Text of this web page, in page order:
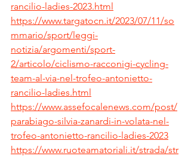
rancilio-ladies-2023.html
https://www.targatocn.it/2023/07/11/so
mmario/sport/leggi-
notizia/argomenti/sport-
2/articolo/ciclismo-racconigi-cycling-
team-al-via-nel-trofeo-antonietto-
rancilio-ladies.html
https://www.assefocalenews.com/post/
parabiago-silvia-zanardi-in-volata-nel-
trofeo-antonietto-rancilio-ladies-2023
https://www.ruoteamatoriali.it/strada/str